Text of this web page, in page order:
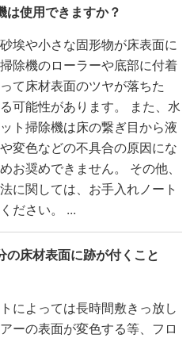
は使用できますか？
埃や小さな固形物が床表面に
除機のローラーや底部に付着
て床材表面のツヤが落ちた
可能性があります。 また、水
ト掃除機は床の繋ぎ目から液
変色などの不具合の原因にな
お奨めできません。 その他、
に関しては、お手入れノート
ださい。 ...
の床材表面に跡が付くこと
によっては長時間敷きっ放し
ーの表面が変色する等、フロ